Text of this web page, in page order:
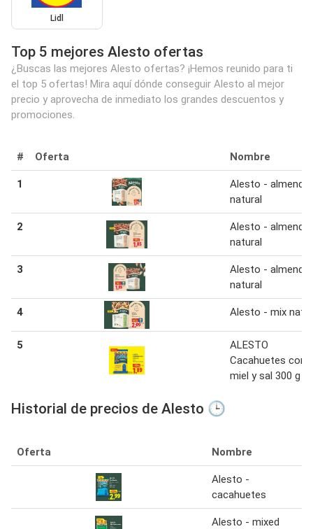
Lidl
Top 5 mejores Alesto ofertas
¿Buscas las mejores Alesto ofertas? ¡Hemos reunido para ti
el top 5 ofertas! Mira aquí dónde conseguir Alesto al mejor
precio y aprovecha de inmediato los grandes descuentos y
promociones.
# Oferta Nombre
1
Alesto - almendra
natural
2
Alesto - almendra
natural
3
Alesto - almendra
natural
4 Alesto - mix
5
ALESTO
Cacahuetes con
miel y sal 300 g
Historial de precios de Alesto 🕒
Oferta Nombre
Alesto -
cacahuetes
Alesto - mixed